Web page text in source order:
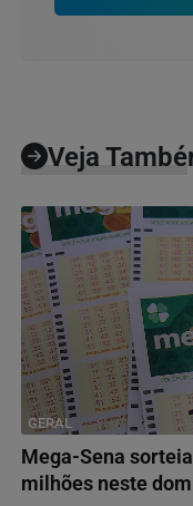
Veja
GERAL
Mega-Sena
milhões neste